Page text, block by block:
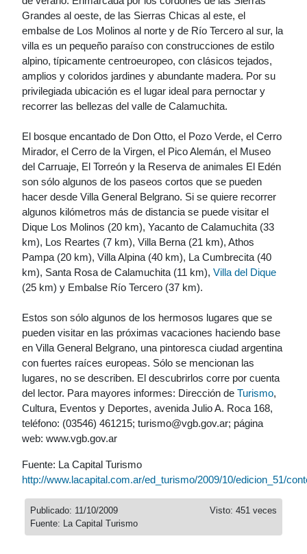
Grandes al oeste, de las Sierras Chicas al este, el
embalse de Los Molinos al norte y de Río Tercero al sur, la
villa es un pequeño paraíso con construcciones de estilo
alpino, típicamente centroeuropeo, con clásicos tejados,
amplios y coloridos jardines y abundante madera. Por su
privilegiada ubicación es el lugar ideal para pernoctar y
recorrer las bellezas del valle de Calamuchita.
El bosque encantado de Don Otto, el Pozo Verde, el Cerro
Mirador, el Cerro de la Virgen, el Pico Alemán, el Museo
del Carruaje, El Torreón y la Reserva de animales El Edén
son sólo algunos de los paseos cortos que se pueden
hacer desde Villa General Belgrano. Si se quiere recorrer
algunos kilómetros más de distancia se puede visitar el
Dique Los Molinos (20 km), Yacanto de Calamuchita (33
km), Los Reartes (7 km), Villa Berna (21 km), Athos
Pampa (20 km), Villa Alpina (40 km), La Cumbrecita (40
km), Santa Rosa de Calamuchita (11 km), Villa del Dique
(25 km) y Embalse Río Tercero (37 km).
Estos son sólo algunos de los hermosos lugares que se
pueden visitar en las próximas vacaciones haciendo base
en Villa General Belgrano, una pintoresca ciudad argentina
con fuertes raíces europeas. Sólo se mencionan las
lugares, no se describen. El descubrirlos corre por cuenta
del lector. Para mayores informes: Dirección de Turismo,
Cultura, Eventos y Deportes, avenida Julio A. Roca 168,
teléfono: (03546) 461215; turismo@vgb.gov.ar; página
web: www.vgb.gov.ar
Fuente: La Capital Turismo
http://www.lacapital.com.ar/ed_turismo/2009/10/edicion_51/
Visto: 451 veces
Publicado: 11/10/2009
Fuente: La Capital Turismo